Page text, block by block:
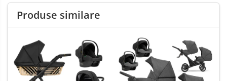
Produse similare